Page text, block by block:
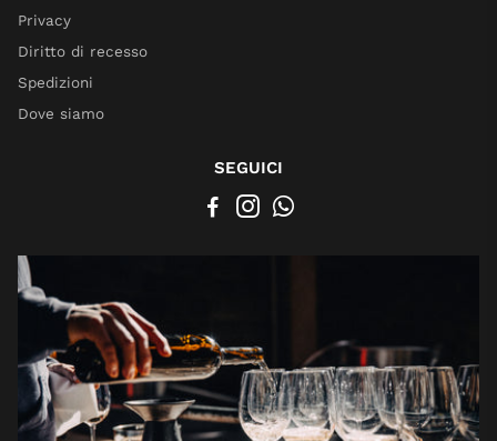
Privacy
Diritto di recesso
Spedizioni
Dove siamo
SEGUICI